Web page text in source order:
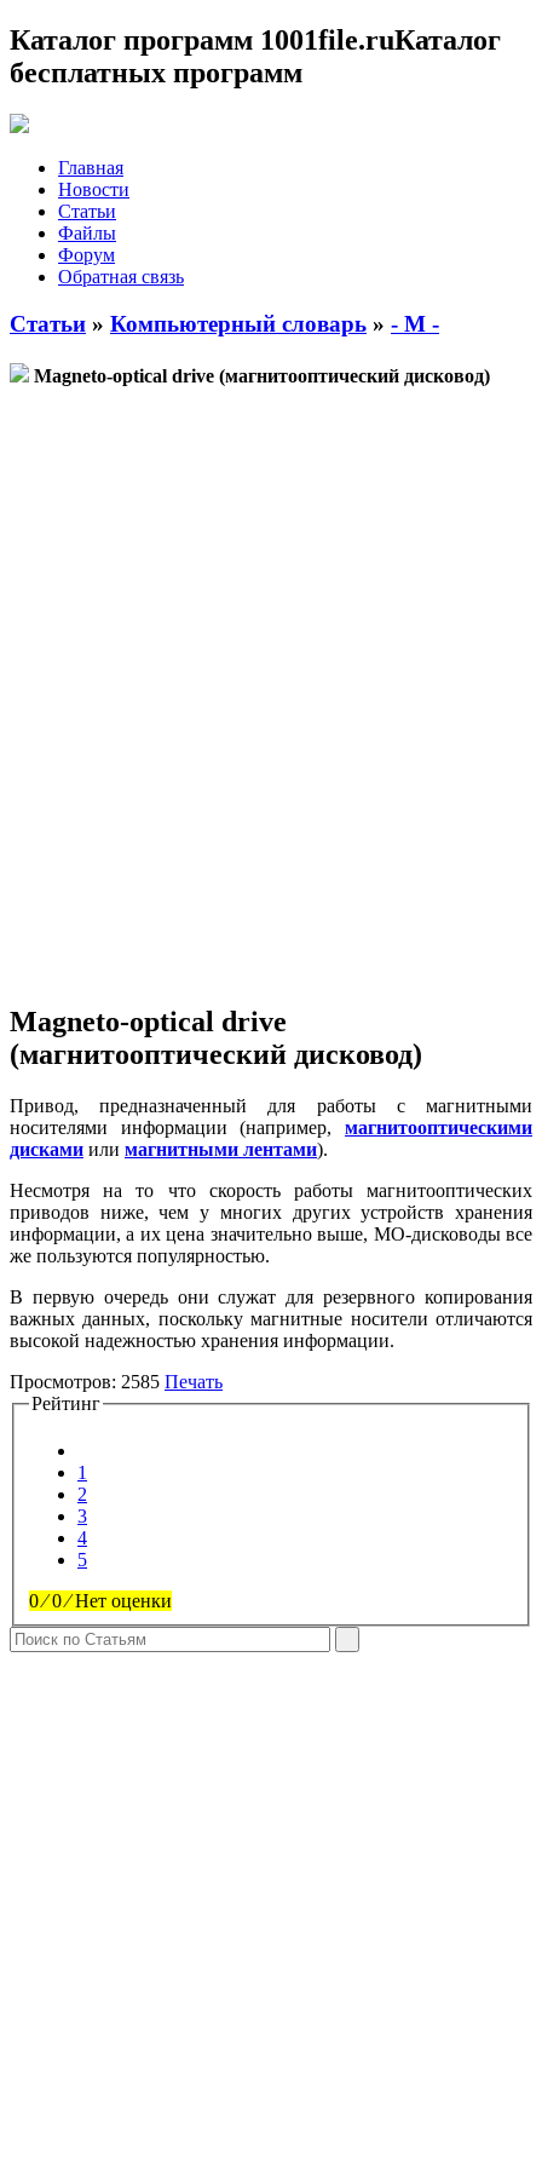
Каталог программ 1001file.ruКаталог
бесплатных программ
Главная
Новости
Статьи
Файлы
Форум
Обратная связь
Статьи » Компьютерный словарь » - M -
Magneto-optical drive (магнитооптический дисковод)
Magneto-optical drive
(магнитооптический дисковод)
Привод, предназначенный для работы с магнитными
носителями информации (например, магнитооптическими
дисками или магнитными лентами).
Несмотря на то что скорость работы магнитооптических
приводов ниже, чем у многих других устройств хранения
информации, а их цена значительно выше, МО-дисководы все
же пользуются популярностью.
В первую очередь они служат для резервного копирования
важных данных, поскольку магнитные носители отличаются
высокой надежностью хранения информации.
Просмотров: 2585 Печать
Рейтинг
1
2
3
4
5
0⁄0⁄Нет оценки